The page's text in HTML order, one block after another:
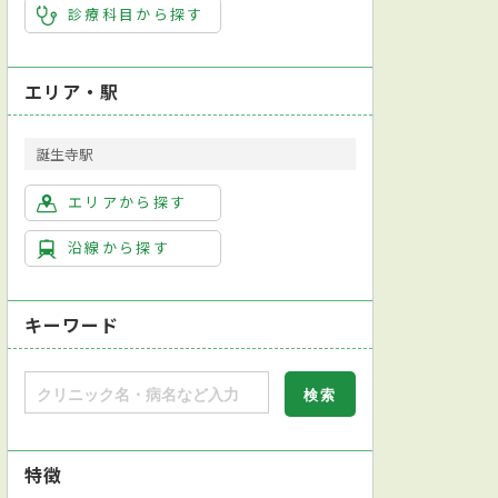
診療科目から探す
エリア・駅
誕生寺駅
エリアから探す
沿線から探す
キーワード
特徴